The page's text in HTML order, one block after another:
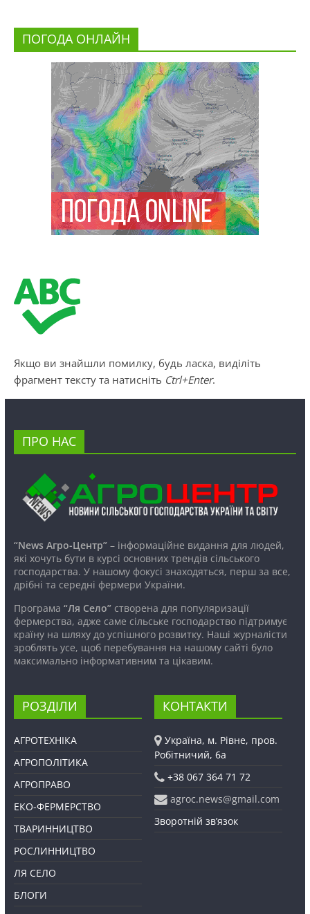
ПОГОДА ОНЛАЙН
Якщо ви знайшли помилку, будь ласка, виділіть
фрагмент тексту та натисніть Ctrl+Enter.
ПРО НАС
“News Агро-Центр”– інформаційне видання для людей,
які хочуть бути в курсі основних трендів сільського
господарства. У нашому фокусі знаходяться, перш за все,
дрібні та середні фермери України.
Програма “Ля Село”створена для популяризації
фермерства, адже саме сільське господарство підтримує
країну на шляху до успішного розвитку. Наші журналісти
зроблять усе, щоб перебування на нашому сайті було
максимально інформативним та цікавим.
РОЗДІЛИ
АГРОТЕХНІКА
АГРОПОЛІТИКА
АГРОПРАВО
ЕКО-ФЕРМЕРСТВО
ТВАРИННИЦТВО
РОСЛИННИЦТВО
ЛЯ СЕЛО
БЛОГИ
КОНТАКТИ
Україна, м. Рівне, пров.
Робітничий, 6а
+38 067 364 71 72
agroc.news@gmail.com
Зворотній зв’язок